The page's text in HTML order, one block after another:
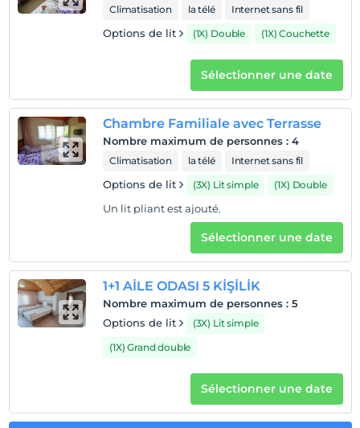
enregistrement
animaux
Animaux non admis
fumeur
chambres non fumeur
Les bébés de moins de 2 ne sont pas facturés
1 enfant(s) jusqu'à l'âge de 6 ans par chambre n'est/ne
Climatisation la télé Internet sans fil
Options de lit (1X) Double (1X) Couchette
Sélectionner une date
Chambre Familiale avec Terrasse
Nombre maximum de personnes : 4
Climatisation la télé Internet sans fil
Options de lit (3X) Lit simple (1X) Double
Un lit pliant est ajouté.
Sélectionner une date
1+1 AİLE ODASI 5 KİŞİLİK
Nombre maximum de personnes : 5
Options de lit
(3X) Lit simple
(1X) Grand double
Sélectionner une date